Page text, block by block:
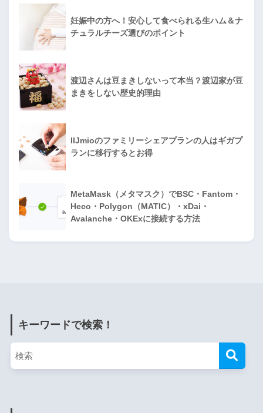
妊娠中の方へ！安心して食べられる生ハム＆ナ
チュラルチーズ選びのポイント
渡辺さんは豆まきしないって本当？渡辺家が豆
まきをしない歴史的理由
IIJmioのファミリーシェアプランの人はギガプ
ランに移行するとお得
MetaMask（メタマスク）でBSC・Fantom・
Heco・Polygon（MATIC）・xDai・
Avalanche・OKExに接続する方法
キーワードで検索！